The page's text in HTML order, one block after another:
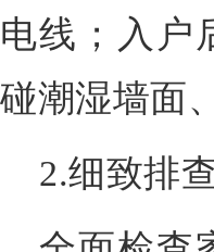
电线；入户
碰潮湿墙面
2.细致排